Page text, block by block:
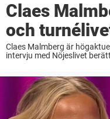
Claes
och
Claes Malmberg är
intervju med Nöjeslivet